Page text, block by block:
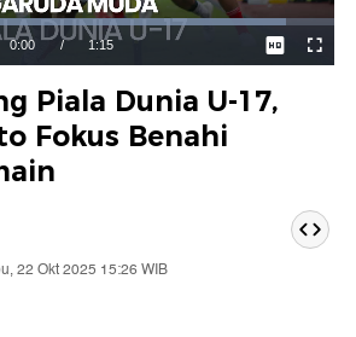
Waktu
0:00 / Durasi
1:15
Dimuat:
90.36%
Piala Dunia U-17,
Fokus Benahi
22 Okt 2025 15:26 WIB